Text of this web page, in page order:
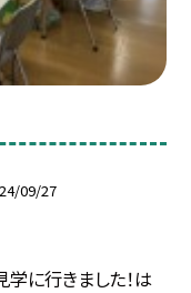
09/27
学に行きました！は